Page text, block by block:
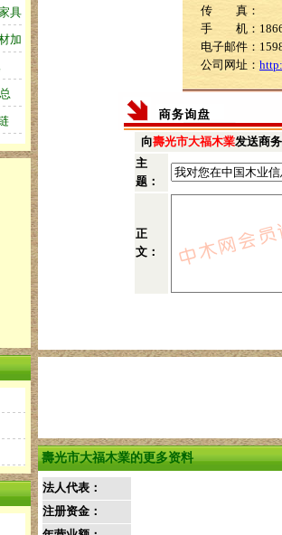
传 真：
手 机：
电子邮件：
公司网址：
向壽光市大福木業发送商
主
题：
正
文：
壽光市大福木業的更多资料
法人代表：
注册资金：